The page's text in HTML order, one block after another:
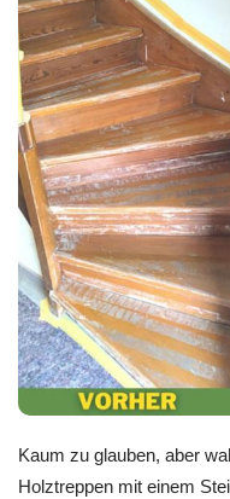
Kaum zu glauben, aber
Holztreppen mit einem